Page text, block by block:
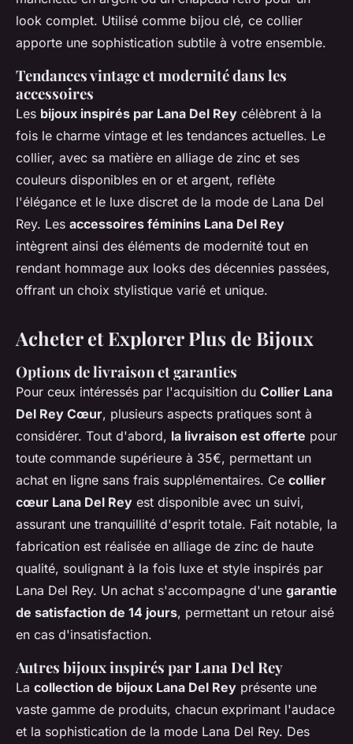
look complet. Utilisé comme bijou clé, ce collier
apporte une sophistication subtile à votre ensemble.
Tendances vintage et modernité dans les
accessoires
Les bijoux inspirés par Lana Del Rey célèbrent à la
fois le charme vintage et les tendances actuelles. Le
collier, avec sa matière en alliage de zinc et ses
couleurs disponibles en or et argent, reflète
l'élégance et le luxe discret de la mode de Lana Del
Rey. Les accessoires féminins Lana Del Rey
intègrent ainsi des éléments de modernité tout en
rendant hommage aux looks des décennies passées,
offrant un choix stylistique varié et unique.
Acheter et Explorer Plus de Bijoux
Options de livraison et garanties
Pour ceux intéressés par l'acquisition du Collier Lana
Del Rey Cœur, plusieurs aspects pratiques sont à
considérer. Tout d'abord, la livraison est offerte pour
toute commande supérieure à 35€, permettant un
achat en ligne sans frais supplémentaires. Ce collier
cœur Lana Del Rey est disponible avec un suivi,
assurant une tranquillité d'esprit totale. Fait notable, la
fabrication est réalisée en alliage de zinc de haute
qualité, soulignant à la fois luxe et style inspirés par
Lana Del Rey. Un achat s'accompagne d'une garantie
de satisfaction de 14 jours, permettant un retour aisé
en cas d'insatisfaction.
Autres bijoux inspirés par Lana Del Rey
La collection de bijoux Lana Del Rey présente une
vaste gamme de produits, chacun exprimant l'audace
et la sophistication de la mode Lana Del Rey. Des